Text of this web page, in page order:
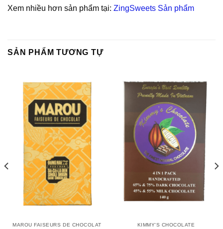
Xem nhiều hơn sản phẩm tại: ZingSweets Sản phẩm
SẢN PHẨM TƯƠNG TỰ
MAROU FAISEURS DE CHOCOLAT KIMMY'S CHOCOLATE